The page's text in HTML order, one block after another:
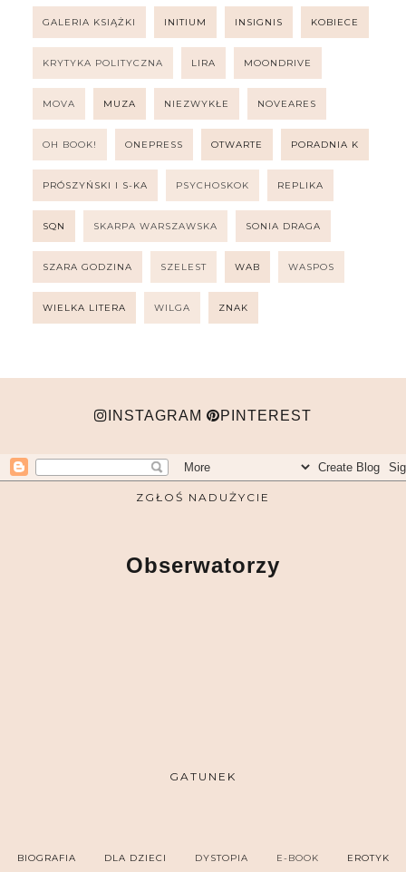
GALERIA KSIĄŻKI INITIUM INSIGNIS KOBIECE
KRYTYKA POLITYCZNA LIRA MOONDRIVE
MOVA MUZA NIEZWYKŁE NOVEARES
OH BOOK! ONEPRESS OTWARTE PORADNIA K
PRÓSZYŃSKI I S-KA PSYCHOSKOK REPLIKA
SQN SKARPA WARSZAWSKA SONIA DRAGA
SZARA GODZINA SZELEST WAB WASPOS
WIELKA LITERA WILGA ZNAK
INSTAGRAM PINTEREST
ZGŁOŚ NADUŻYCIE
Obserwatorzy
GATUNEK
BIOGRAFIA DLA DZIECI DYSTOPIA E-BOOK EROTYK